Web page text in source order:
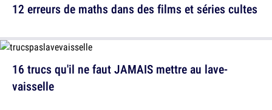
16 trucs qu'il ne faut JAMAIS mettre au lave-
vaisselle
12 erreurs de maths dans des films et séries cultes